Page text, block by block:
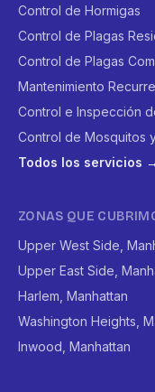
Control de Hormigas
Control de Plagas
Control de Plagas
Mantenimiento
Control e Inspección
Control de Mosquitos
Todos los servicios →
ZONAS QUE
Upper West Side,
Upper East Side,
Harlem, Manhattan
Washington Heights,
Inwood, Manhattan